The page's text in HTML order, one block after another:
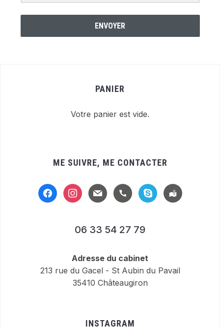
ENVOYER
PANIER
Votre panier est vide.
ME SUIVRE, ME CONTACTER
facebookinstagram
mail handsetskype
location-
alt
06 33 54 27 79
Adresse du cabinet
213 rue du Gacel - St Aubin du Pavail
35410 Châteaugiron
INSTAGRAM